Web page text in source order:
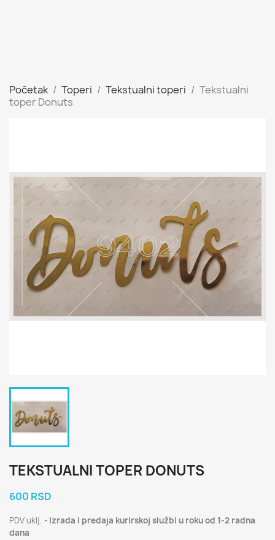
Početak Toperi Tekstualni toperi
Tekstualni
toper Donuts
TEKSTUALNI TOPER DONUTS
600 RSD
PDV uklj.
Izrada i predaja kurirskoj službi u roku od 1-2 radna
dana